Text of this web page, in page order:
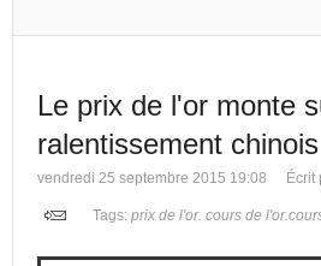
Le prix de l'or monte
ralentissement chinois
vendredi 25 septembre 2015 19:08 Écrit
Tags: prix de l'or. cours de l'or.